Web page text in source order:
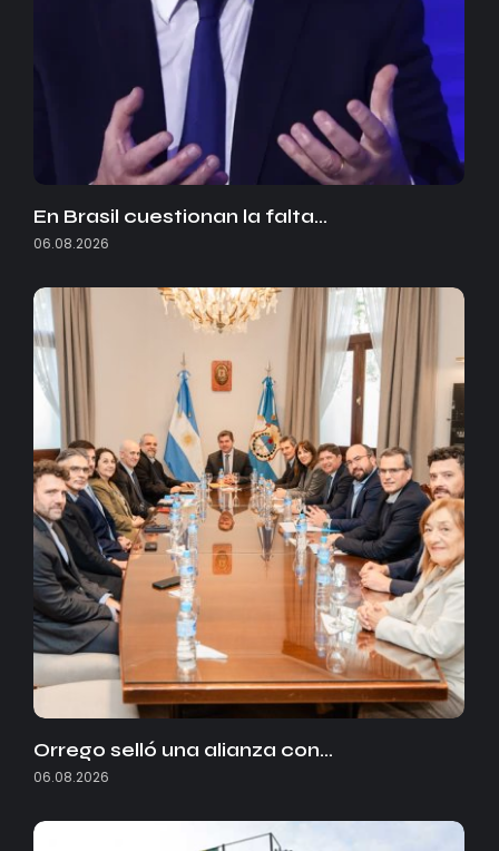
En Brasil cuestionan la falta…
06.08.2026
Orrego selló una alianza con…
06.08.2026